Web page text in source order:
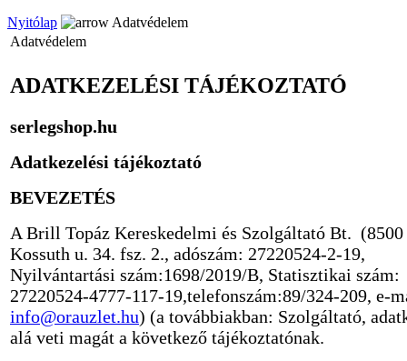
Nyitólap
Adatvédelem
Adatvédelem
ADATKEZELÉSI TÁJÉKOZTATÓ
serlegshop.hu
Adatkezelési tájékoztató
BEVEZETÉS
A Brill Topáz Kereskedelmi és Szolgáltató Bt. (8500
Kossuth u. 34. fsz. 2., adószám: 27220524-2-19,
Nyilvántartási szám:1698/2019/B, Statisztikai szám:
27220524-4777-117-19,telefonszám:89/324-209, e-
info@orauzlet.hu) (a továbbiakban: Szolgáltató,
alá veti magát a következő tájékoztatónak.